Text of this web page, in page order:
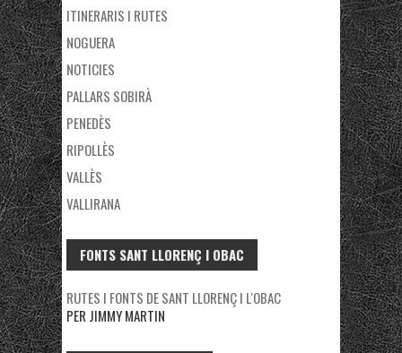
ITINERARIS I RUTES
NOGUERA
NOTICIES
PALLARS SOBIRÀ
PENEDÈS
RIPOLLÈS
VALLÈS
VALLIRANA
FONTS SANT LLORENÇ I OBAC
RUTES I FONTS DE SANT LLORENÇ I L'OBAC
PER JIMMY MARTIN